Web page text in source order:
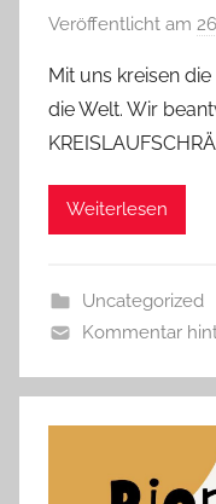
Veröffentlicht am
Mit uns kreisen
die Welt. Wir
Weiterlesen
Uncategorized
Kommentar